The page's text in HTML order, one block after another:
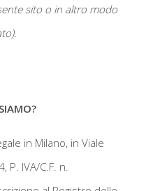
sito o in altro modo
in Milano, in Viale
IVA/C.F. n.